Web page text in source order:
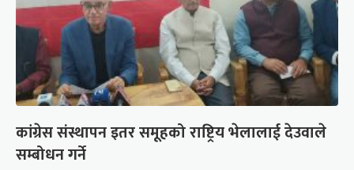
कांग्रेस संस्थापन इतर समूहको राष्ट्रिय भेलालाई देउवाले
सम्बोधन गर्ने